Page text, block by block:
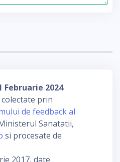
Februarie 2024
prin
de feedback al
Sanatatii,
si procesate de
2017, date